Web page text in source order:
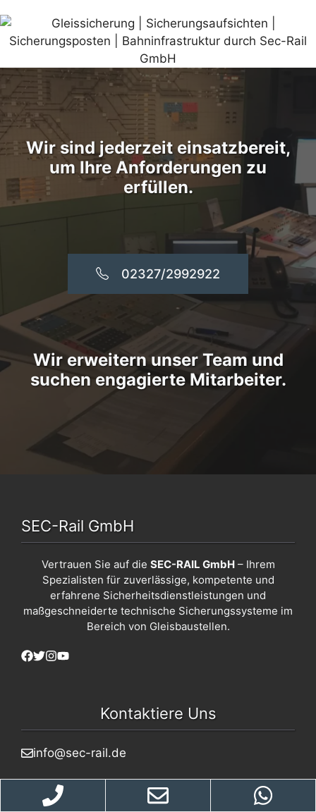
Wir sind jederzeit einsatzbereit,
um Ihre Anforderungen zu
erfüllen.
02327/2992922
Wir erweitern unser Team und
suchen engagierte Mitarbeiter.
SEC-Rail GmbH
Vertrauen Sie auf die SEC-RAIL GmbH– Ihrem
Spezialisten für zuverlässige, kompetente und
erfahrene Sicherheitsdienstleistungen und
maßgeschneiderte technische Sicherungssysteme im
Bereich von Gleisbaustellen.
Kontaktiere Uns
info@sec-rail.de
02327/2992922